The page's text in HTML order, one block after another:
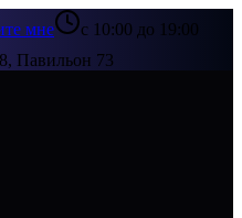
мне
с 10:00 до 19:00
Павильон 73